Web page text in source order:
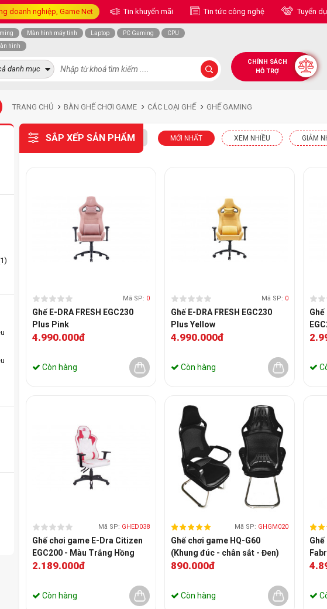
doanh nghiệp, Game Net Tin khuyến mãi Tin tức công nghệ Tuyển
Màn hình máy tính Laptop PC Gaming
CPU
hình
danh mục
CHÍNH SÁCH
HỖ TRỢ
TRANG CHỦ BÀN GHẾ CHƠI GAME CÁC LOẠI GHẾ GHẾ GAMING
SẮP XẾP SẢN PHẨM MỚI NHẤT XEM NHIỀU GIẢM
Mã SP: 0
Ghế E-DRA FRESH EGC230
Plus Pink
4.990.000đ
Còn hàng
Mã SP: 0
Ghế E-DRA FRESH EGC230
Plus Yellow
4.990.000đ
Còn hàng
Mã SP: GHED038
Ghế chơi game E-Dra Citizen
EGC200 - Màu Trắng Hồng
2.189.000đ
Còn hàng
Mã SP: GHGM020
Ghế chơi game HQ-G60
(Khung đúc - chân sắt - Đen)
890.000đ
Còn hàng